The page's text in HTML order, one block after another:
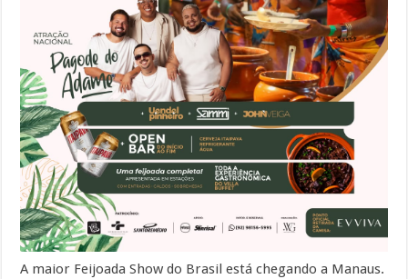
A maior Feijoada Show do Brasil está chegando a Manaus.